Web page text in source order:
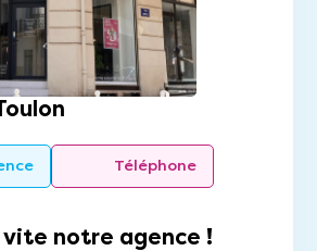
Téléphone
notre agence !